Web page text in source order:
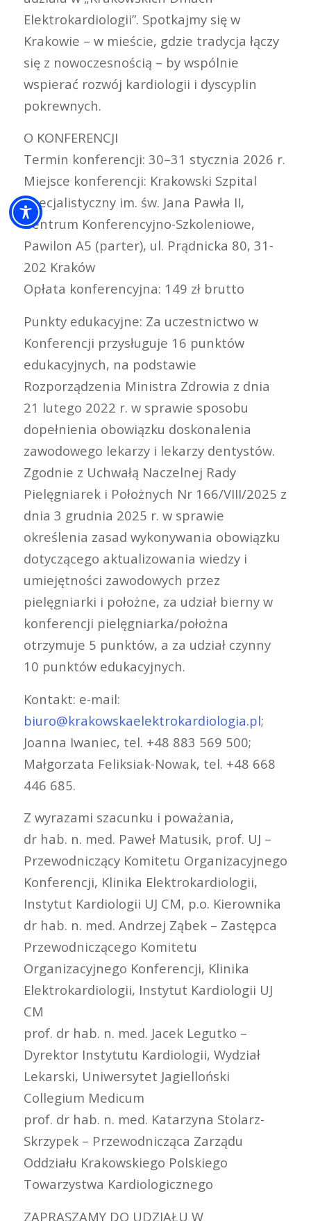
Elektrokardiologii”. Spotkajmy się w
Krakowie – w mieście, gdzie tradycja łączy
się z nowoczesnością – by wspólnie
wspierać rozwój kardiologii i dyscyplin
pokrewnych.
O KONFERENCJI
Termin konferencji: 30–31 stycznia 2026 r.
Miejsce konferencji: Krakowski Szpital
Specjalistyczny im. św. Jana Pawła II,
Centrum Konferencyjno-Szkoleniowe,
Pawilon A5 (parter), ul. Prądnicka 80, 31-
202 Kraków
Opłata konferencyjna: 149 zł brutto
Punkty edukacyjne: Za uczestnictwo w
Konferencji przysługuje 16 punktów
edukacyjnych, na podstawie
Rozporządzenia Ministra Zdrowia z dnia
21 lutego 2022 r. w sprawie sposobu
dopełnienia obowiązku doskonalenia
zawodowego lekarzy i lekarzy dentystów.
Zgodnie z Uchwałą Naczelnej Rady
Pielęgniarek i Położnych Nr 166/VIII/2025 z
dnia 3 grudnia 2025 r. w sprawie
określenia zasad wykonywania obowiązku
dotyczącego aktualizowania wiedzy i
umiejętności zawodowych przez
pielęgniarki i położne, za udział bierny w
konferencji pielęgniarka/położna
otrzymuje 5 punktów, a za udział czynny
10 punktów edukacyjnych.
Kontakt: e-mail:
biuro@krakowskaelektrokardiologia.pl;
Joanna Iwaniec, tel. +48 883 569 500;
Małgorzata Feliksiak-Nowak, tel. +48 668
446 685.
Z wyrazami szacunku i poważania,
dr hab. n. med. Paweł Matusik, prof. UJ –
Przewodniczący Komitetu Organizacyjnego
Konferencji, Klinika Elektrokardiologii,
Instytut Kardiologii UJ CM, p.o. Kierownika
dr hab. n. med. Andrzej Ząbek – Zastępca
Przewodniczącego Komitetu
Organizacyjnego Konferencji, Klinika
Elektrokardiologii, Instytut Kardiologii UJ
CM
prof. dr hab. n. med. Jacek Legutko –
Dyrektor Instytutu Kardiologii, Wydział
Lekarski, Uniwersytet Jagielloński
Collegium Medicum
prof. dr hab. n. med. Katarzyna Stolarz-
Skrzypek – Przewodnicząca Zarządu
Oddziału Krakowskiego Polskiego
Towarzystwa Kardiologicznego
ZAPRASZAMY DO UDZIAŁU W